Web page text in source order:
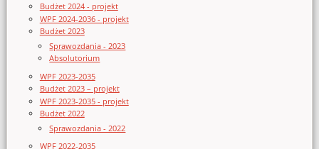
Budżet 2024 - projekt
WPF 2024-2036 - projekt
Budżet 2023
Sprawozdania - 2023
Absolutorium
WPF 2023-2035
Budżet 2023 – projekt
WPF 2023-2035 - projekt
Budżet 2022
Sprawozdania - 2022
WPF 2022-2035